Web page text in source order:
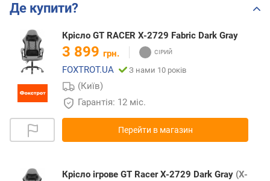
Де купити?
Крісло GT RACER X-2729 Fabric Dark Gray
3 899 грн.
FOXTROT.UA
З нами 10 років
(Київ)
Гарантія: 12 міс.
Перейти в магазин
Крісло ігрове GT Racer X-2729 Dark Gray (X-